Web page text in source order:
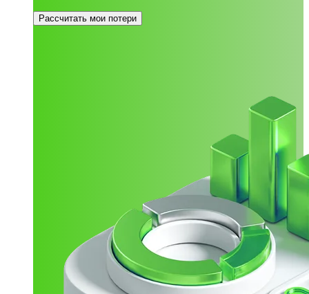
Рассчитать мои потери